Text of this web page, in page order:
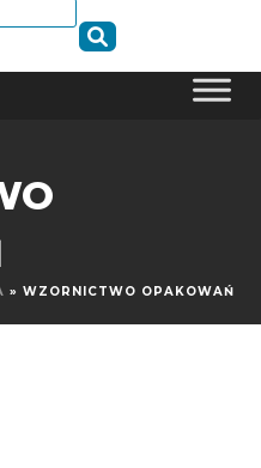
» WZORNICTWO OPAKOWAŃ